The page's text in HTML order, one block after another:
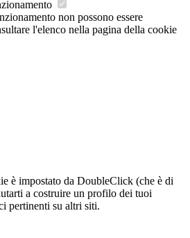
non possono essere
l'elenco nella pagina della cookie
è impostato da DoubleClick (che è di
a costruire un profilo dei tuoi
pertinenti su altri siti.